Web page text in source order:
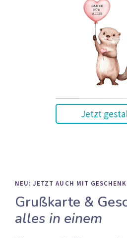
Jetzt
NEU: JETZT AUCH MIT
Grußkarte &
alles in einem